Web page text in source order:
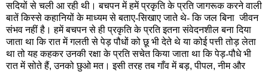
सदियों से चली आ रही थी। बचपन में हमें प्रकृति के प्रति जागरूक करने वाली
बातें किस्से कहानियों के माध्यम से बताए-सिखाए जाते थे- कि जल बिना जीवन
संभव नहीं है। हमें बचपन से ही प्रकृति के प्रति इतना संवेदनशील बना दिया
जाता था कि रात में गलती से पेड़ पौधों को छू भी देते थे या कोई पत्ती तोड़ लेता
था तो यह कहकर उनकी रक्षा के प्रति सचेत किया जाता था कि पेड़-पौधे भी
रात में सोते हैं,उनको छुओ मत। इसी तरह तब गाँव में बड़,पीपल,नीम और